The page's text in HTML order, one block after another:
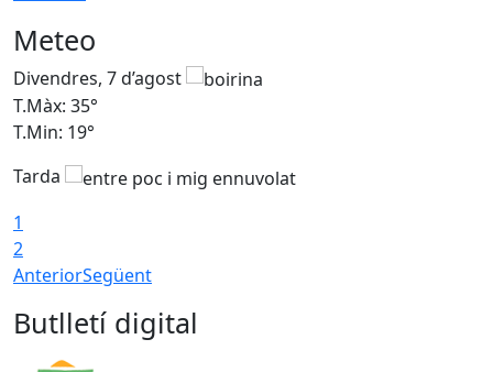
Meteo
Divendres, 7 d’agost
T.Màx: 35°
T.Min: 19°
Tarda
1
2
AnteriorSegüent
Butlletí digital